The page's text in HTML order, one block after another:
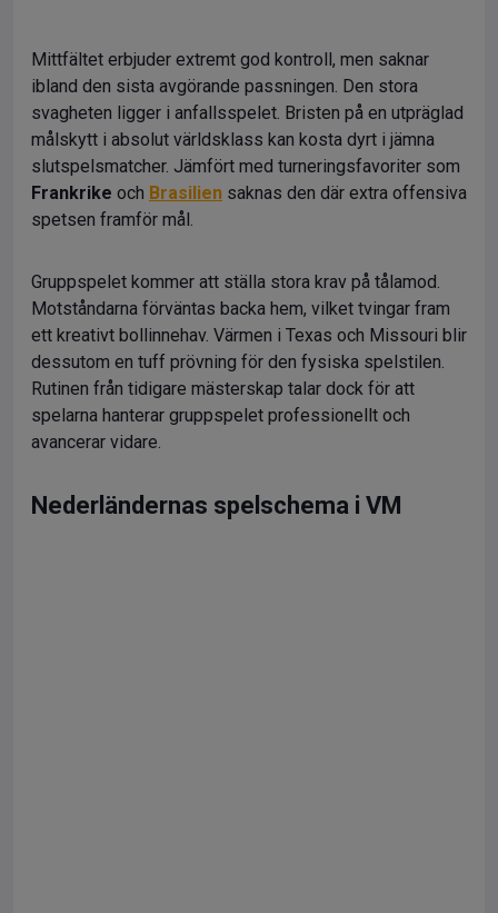
Mittfältet erbjuder extremt god kontroll, men saknar
ibland den sista avgörande passningen. Den stora
svagheten ligger i anfallsspelet. Bristen på en utpräglad
målskytt i absolut världsklass kan kosta dyrt i jämna
slutspelsmatcher. Jämfört med turneringsfavoriter som
Frankrike och Brasilien saknas den där extra offensiva
spetsen framför mål.
Gruppspelet kommer att ställa stora krav på tålamod.
Motståndarna förväntas backa hem, vilket tvingar fram
ett kreativt bollinnehav. Värmen i Texas och Missouri blir
dessutom en tuff prövning för den fysiska spelstilen.
Rutinen från tidigare mästerskap talar dock för att
spelarna hanterar gruppspelet professionellt och
avancerar vidare.
Nederländernas spelschema i VM